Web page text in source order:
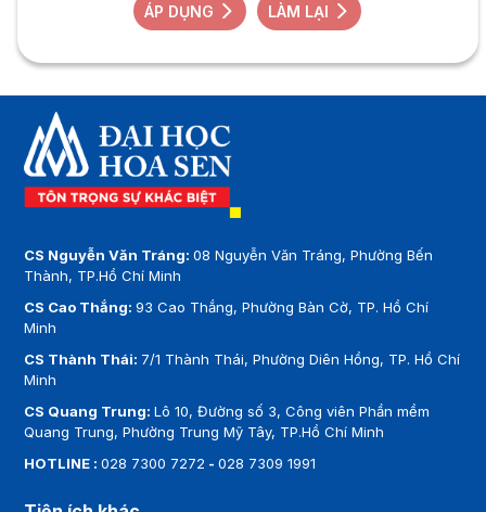
ÁP DỤNG LÀM LẠI
CS Nguyễn Văn Tráng:08 Nguyễn Văn Tráng, Phường Bến
Thành, TP.Hồ Chí Minh
CS Cao Thắng:93 Cao Thắng, Phường Bàn Cờ, TP. Hồ Chí
Minh
CS Thành Thái: 7/1 Thành Thái, Phường Diên Hồng, TP. Hồ Chí
Minh
CS Quang Trung:Lô 10, Đường số 3, Công viên Phần mềm
Quang Trung, Phường Trung Mỹ Tây, TP.Hồ Chí Minh
HOTLINE :028 7300 7272 -028 7309 1991